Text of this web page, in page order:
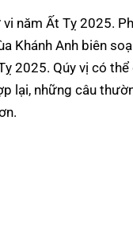
năm Ất Tỵ 2025.
Khánh Anh biên
2025. Qúy vị có
lại, những câu